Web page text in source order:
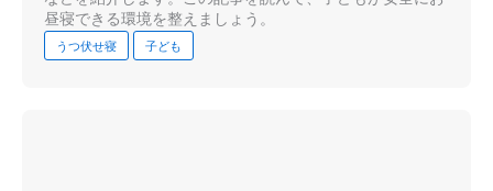
昼寝できる環境を整えましょう。
うつ伏せ寝 子ども